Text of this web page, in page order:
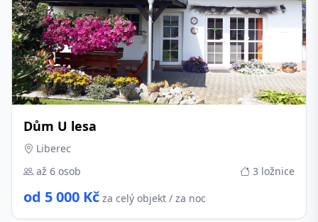
Dům U lesa
Liberec
až 6 osob
3 ložnice
od 5 000 Kč za celý objekt / za noc